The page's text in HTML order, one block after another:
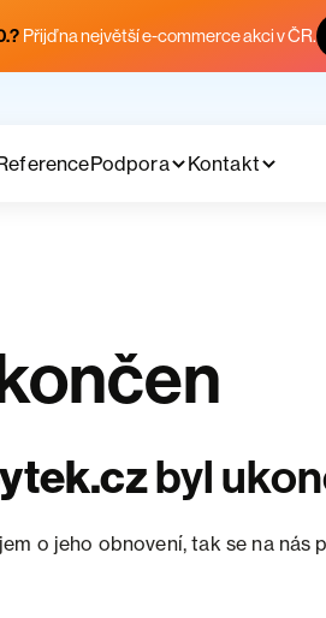
Přijď na největší e-commerce akci v ČR.
Podpora Kontakt
byl
o jeho obnovení, tak se na nás